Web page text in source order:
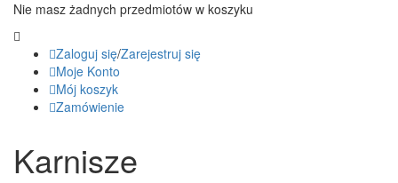
Nie masz żadnych przedmiotów w koszyku
Zaloguj się/Zarejestruj się
Moje Konto
Mój koszyk
Zamówienie
Karnisze